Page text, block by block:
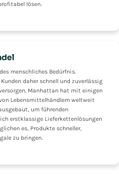
lösen.
menschliches Bedürfnis.
daher schnell und zuverlässig
Manhattan hat mit einigen
Lebensmittelhändlern weltweit
um führenden
erstklassige Lieferkettenlösungen
es, Produkte schneller,
zu bringen.